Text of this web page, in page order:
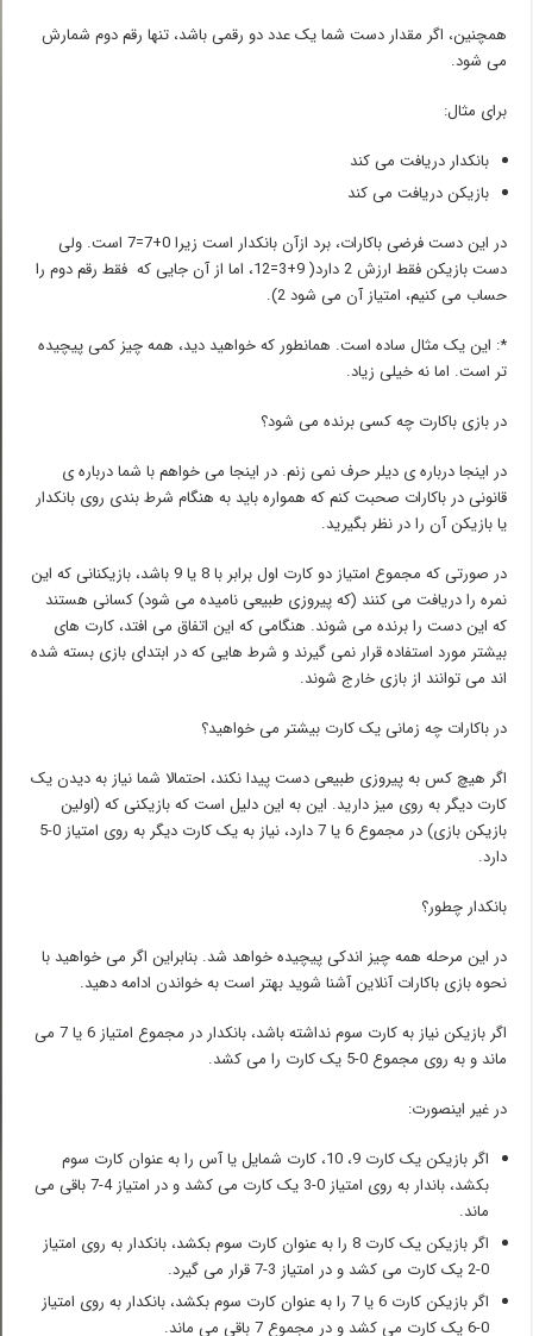
همچنین، اگر مقدار دست شما یک عدد دو رقمی باشد، تنها رقم دوم شمارش
می شود.
برای مثال:
بانکدار دریافت می کند
بازیکن دریافت می کند
در این دست فرضی باکارات، برد ازآن بانکدار است زیرا 0+7=7 است. ولی
دست بازیکن فقط ارزش 2 دارد( 9+3=12، اما از آن جایی که فقط رقم دوم را
حساب می کنیم، امتیاز آن می شود 2).
*: این یک مثال ساده است. همانطور که خواهید دید، همه چیز کمی پیچیده
تر است. اما نه خیلی زیاد.
در بازی باکارت چه کسی برنده می شود؟
در اینجا درباره ی دیلر حرف نمی زنم. در اینجا می خواهم با شما درباره ی
قانونی در باکارات صحبت کنم که همواره باید به هنگام شرط بندی روی بانکدار
یا بازیکن آن را در نظر بگیرید.
در صورتی که مجموع امتیاز دو کارت اول برابر با 8 یا 9 باشد، بازیکنانی که این
نمره را دریافت می کنند (که پیروزی طبیعی نامیده می شود) کسانی هستند
که این دست را برنده می شوند. هنگامی که این اتفاق می افتد، کارت های
بیشتر مورد استفاده قرار نمی گیرند و شرط هایی که در ابتدای بازی بسته شده
اند می توانند از بازی خارج شوند.
در باکارات چه زمانی یک کارت بیشتر می خواهید؟
اگر هیچ کس به پیروزی طبیعی دست پیدا نکند، احتمالا شما نیاز به دیدن یک
کارت دیگر به روی میز دارید. این به این دلیل است که بازیکنی که (اولین
بازیکن بازی) در مجموع 6 یا 7 دارد، نیاز به یک کارت دیگر به روی امتیاز 0-5
دارد.
بانکدار چطور؟
در این مرحله همه چیز اندکی پیچیده خواهد شد. بنابراین اگر می خواهید با
نحوه بازی باکارات آنلاین آشنا شوید بهتر است به خواندن ادامه دهید.
اگر بازیکن نیاز به کارت سوم نداشته باشد، بانکدار در مجموع امتیاز 6 یا 7 می
ماند و به روی مجموع 0-5 یک کارت را می کشد.
در غیر اینصورت:
اگر بازیکن یک کارت 9، 10، کارت شمایل یا آس را به عنوان کارت سوم
بکشد، باندار به روی امتیاز 0-3 یک کارت می کشد و در امتیاز 4-7 باقی می
ماند.
اگر بازیکن یک کارت 8 را به عنوان کارت سوم بکشد، بانکدار به روی امتیاز
اگر بازیکن کارت 6 یا 7 را به عنوان کارت سوم بکشد، بانکدار به روی امتیاز